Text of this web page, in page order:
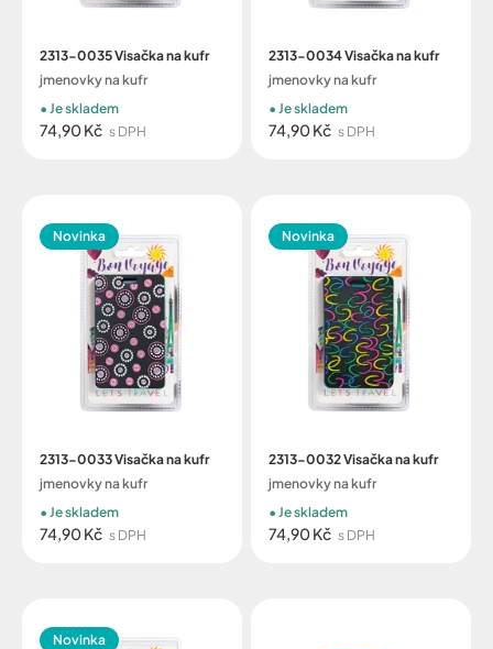
2313-0035 Visačka na kufr
jmenovky na kufr
74,90 Kč s DPH
Je skladem
2313-0034 Visačka na kufr
jmenovky na kufr
74,90 Kč s DPH
Je skladem
Novinka
2313-0033 Visačka na kufr
jmenovky na kufr
74,90 Kč s DPH
Je skladem
Novinka
2313-0032 Visačka na kufr
jmenovky na kufr
74,90 Kč s DPH
Je skladem
Novinka